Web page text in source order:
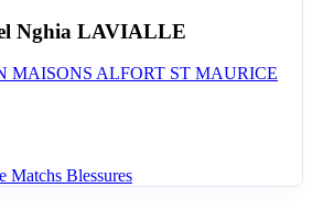
Nghia LAVIALLE
MAISONS ALFORT ST MAURICE
Matchs Blessures